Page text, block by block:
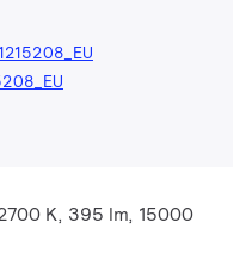
K, 395 lm, 15000